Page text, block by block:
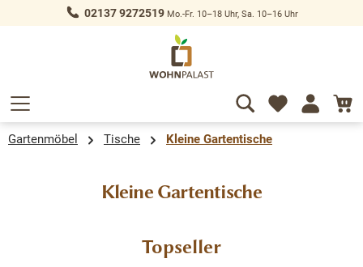
springen 02137 9272519Mo.-Fr. 10–18 Uhr, Sa. 10–16 Uhr
Gartenmöbel Tische Kleine Gartentische
Kleine Gartentische
Produktgalerie überspringen
Topseller